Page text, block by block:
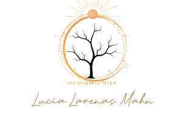
Lucía Larenas Mahn